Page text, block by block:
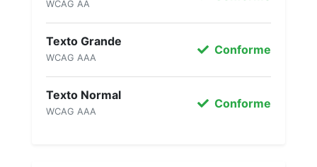
WCAG AA
Texto Grande
WCAG AAA
Conforme
Texto Normal
WCAG AAA
Conforme